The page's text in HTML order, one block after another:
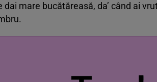
dai mare bucătăreasă, da’ când ai